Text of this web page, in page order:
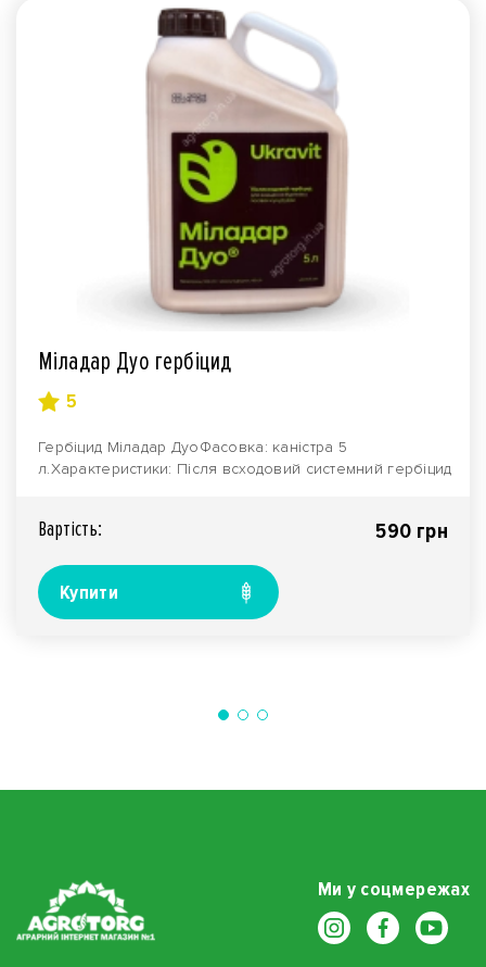
Міладар Дуо гербіцид
5
Гербіцид Міладар ДуоФасовка: каністра 5
л.Характеристики: Після всходовий системний гербіцид
Вартiсть: 590 грн
Купити
Ми у соцмережах